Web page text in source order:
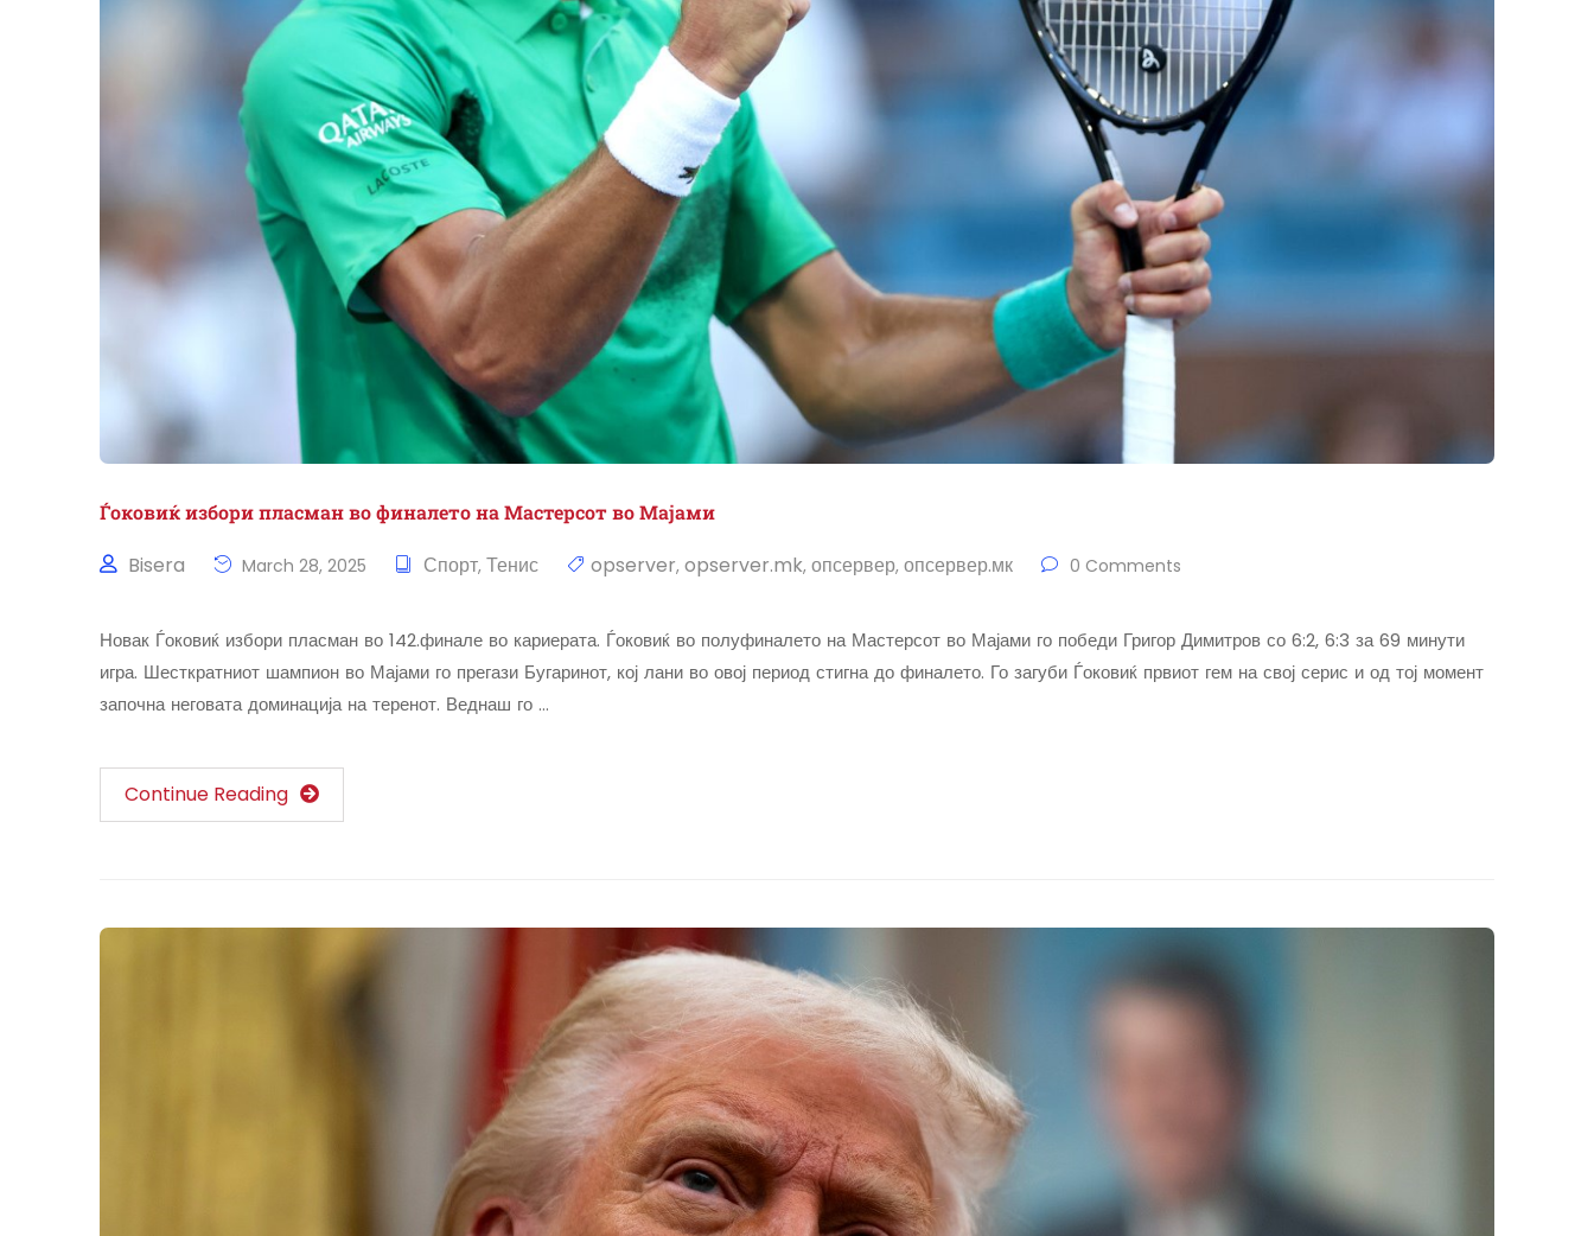
Ѓоковиќ избори пласман во финалето на Мастерсот во Мајами
Bisera March 28, 2025 Спорт, Тенис opserver, opserver.mk, опсервер, опсервер.мк 0 Comments
Новак Ѓоковиќ избори пласман во 142.финале во кариерата. Ѓоковиќ во полуфиналето на Мастерсот во Мајами го победи Григор Димитров со 6:2, 6:3 за 69 минути
игра. Шесткратниот шампион во Мајами го прегази Бугаринот, кој лани во овој период стигна до финалето. Го загуби Ѓоковиќ првиот гем на свој серис и од тој момент
започна неговата доминација на теренот. Веднаш го …
Continue Reading